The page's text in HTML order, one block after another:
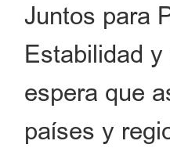
Juntos para
Estabilidad
espera que
países y